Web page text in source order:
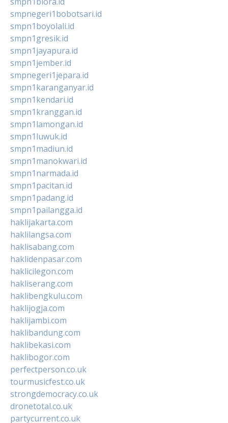
smpnegeri1bobotsari.id
smpn1boyolali.id
smpn1gresik.id
smpn1jayapura.id
smpn1jember.id
smpnegeri1jepara.id
smpn1karanganyar.id
smpn1kendari.id
smpn1kranggan.id
smpn1lamongan.id
smpn1luwuk.id
smpn1madiun.id
smpn1manokwari.id
smpn1narmada.id
smpn1pacitan.id
smpn1padang.id
smpn1pailangga.id
haklijakarta.com
haklilangsa.com
haklisabang.com
haklidenpasar.com
haklicilegon.com
hakliserang.com
haklibengkulu.com
haklijogja.com
haklijambi.com
haklibandung.com
haklibekasi.com
haklibogor.com
perfectperson.co.uk
tourmusicfest.co.uk
strongdemocracy.co.uk
dronetotal.co.uk
partycurrent.co.uk